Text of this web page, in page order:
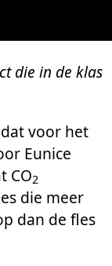
die in de klas
voor het
Eunice
CO2
die meer
dan de fles